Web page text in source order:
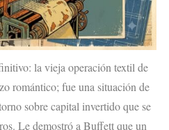
la vieja operación textil de
romántico; fue una situación de
sobre capital invertido que se
Le demostró a Buffett que un